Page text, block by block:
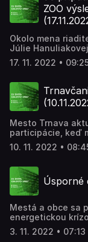
priestor
Jana Obrancová.
ZOO
Okolo mena
Júlie
oprávnenosťou
jej občianstvo,
záhrade krátko
malo súvislosť s
zamestnancov a
17. 11. 2022 •
Mesto Trnava
participácie, keď
nápady k
samosprávou,
aby aj občania
základe
Martin Jurčo.
10. 11. 2022 •
Úsporné
Mestá a obce sa
energetickou
každého sektora.
miest sa bližšie
3. 11. 2022 • 07:13